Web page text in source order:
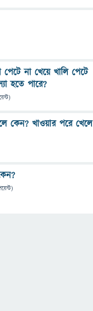
না খেয়ে খালি পেটে
হতে পারে?
কেন? খাওয়ার পরে খেলে